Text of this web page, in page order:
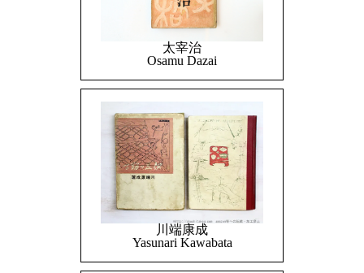
太宰治
Osamu Dazai
川端康成
Yasunari Kawabata